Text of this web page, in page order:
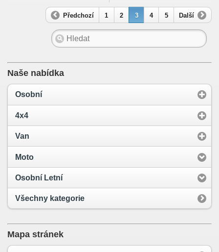
Předchozí 1 2 3 4 5 Další
Naše nabídka
Osobní
4x4
Van
Moto
Osobní Letní
Všechny kategorie
Mapa stránek